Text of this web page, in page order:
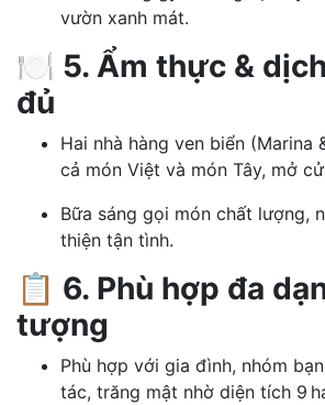
vườn xanh mát.
🍽 5. Ẩm thực &
đủ
Hai nhà hàng ven biển (Marina
cả món Việt và món Tây, mở
Bữa sáng gọi món chất lượng,
thiện tận tình.
📋 6. Phù hợp đa
tượng
Phù hợp với gia đình, nhóm
tác, trăng mật nhờ diện tích 9